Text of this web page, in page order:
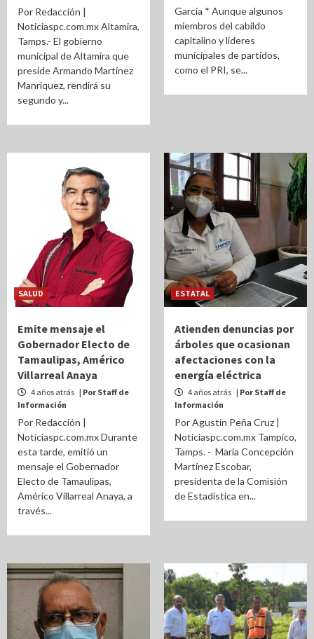
Por Redacción |
Noticiaspc.com.mx Altamira,
Tamps.- El gobierno
municipal de Altamira que
preside Armando Martínez
Manríquez, rendirá su
segundo y...
García * Aunque algunos
miembros del cabildo
capitalino y lideres
municipales de partidos,
como el PRI, se...
SALUD
Emite mensaje el
Gobernador Electo de
Tamaulipas, Américo
Villarreal Anaya
4 años atrás | Por Staff de
Información
Por Redacción |
Noticiaspc.com.mx Durante
esta tarde, emitió un
mensaje el Gobernador
Electo de Tamaulipas,
Américo Villarreal Anaya, a
través...
ESTATAL
Atienden denuncias por
árboles que ocasionan
afectaciones con la
energía eléctrica
4 años atrás | Por Staff de
Información
Por Agustin Peña Cruz |
Noticiaspc.com.mx Tampico,
Tamps. - María Concepción
Martínez Escobar,
presidenta de la Comisión
de Estadística en...